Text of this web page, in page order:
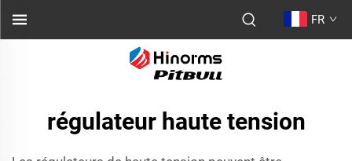
FR
régulateur haute tension